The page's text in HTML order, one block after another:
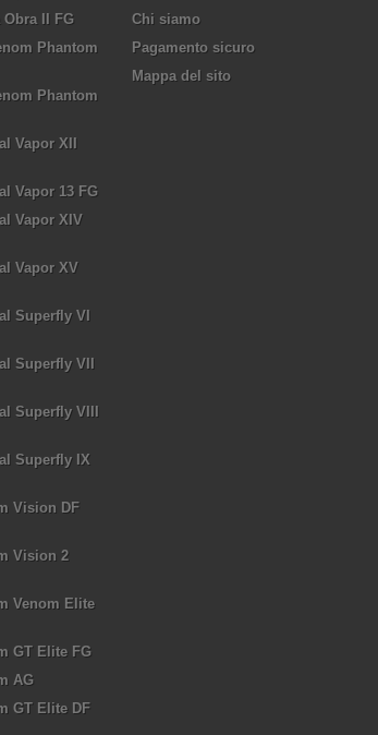
Obra II FG
Phantom
Phantom
Vapor XII
Vapor 13 FG
Vapor XIV
Vapor XV
Superfly VI
Superfly VII
Superfly VIII
Superfly IX
Vision DF
Vision 2
Venom Elite
GT Elite FG
AG
GT Elite DF
Chi siamo
Pagamento sicuro
Mappa del sito